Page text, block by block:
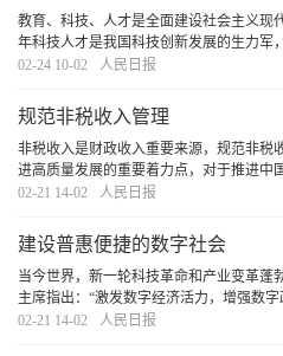
教育、科技、人才是全面建设社会主义现
年科技人才是我国科技创新发展的生力军
战略人才力量的重要组成部分。新时代以
02-24 10-02 人民日报
规范非税收入管理
非税收入是财政收入重要来源，规范非税
进高质量发展的重要着力点，对于推进中
习贯彻习近平总书记重要讲话和党的二十
02-21 14-02 人民日报
建设普惠便捷的数字社会
当今世界，新一轮科技革命和产业变革蓬
主席指出：“激发数字经济活力，增强数
数字合作格局，筑牢数字安全屏障”。这
02-21 14-02 人民日报